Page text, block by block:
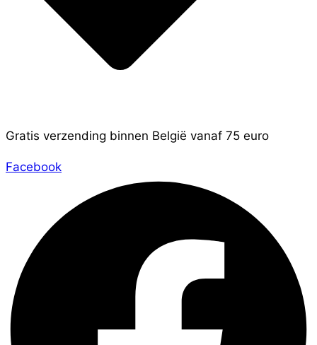
Gratis verzending binnen België vanaf 75 euro
Facebook